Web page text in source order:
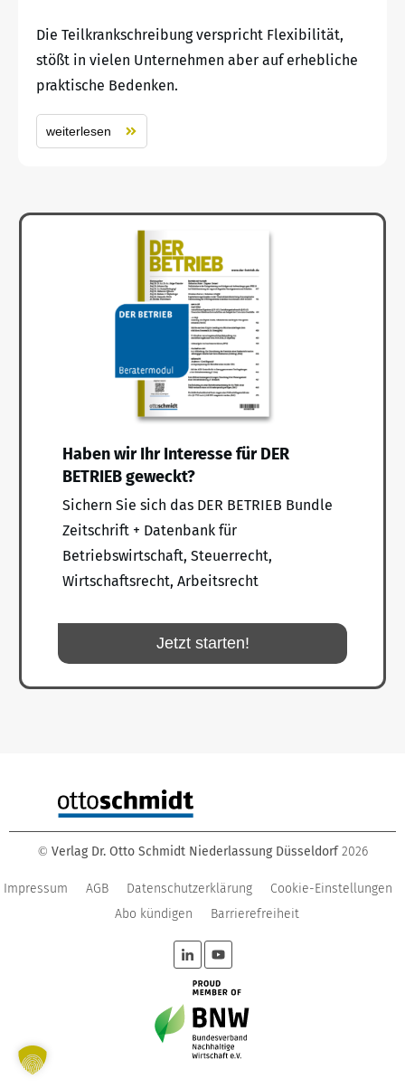
Die Teilkrankschreibung verspricht Flexibilität,
stößt in vielen Unternehmen aber auf erhebliche
praktische Bedenken.
weiterlesen
Haben wir Ihr Interesse für DER
BETRIEB geweckt?
Sichern Sie sich das DER BETRIEB Bundle
Zeitschrift + Datenbank für
Betriebswirtschaft, Steuerrecht,
Wirtschaftsrecht, Arbeitsrecht
Jetzt starten!
© Verlag Dr. Otto Schmidt Niederlassung Düsseldorf 2026
Impressum AGB Datenschutzerklärung
Cookie-Einstellungen
Abo kündigen
Barrierefreiheit